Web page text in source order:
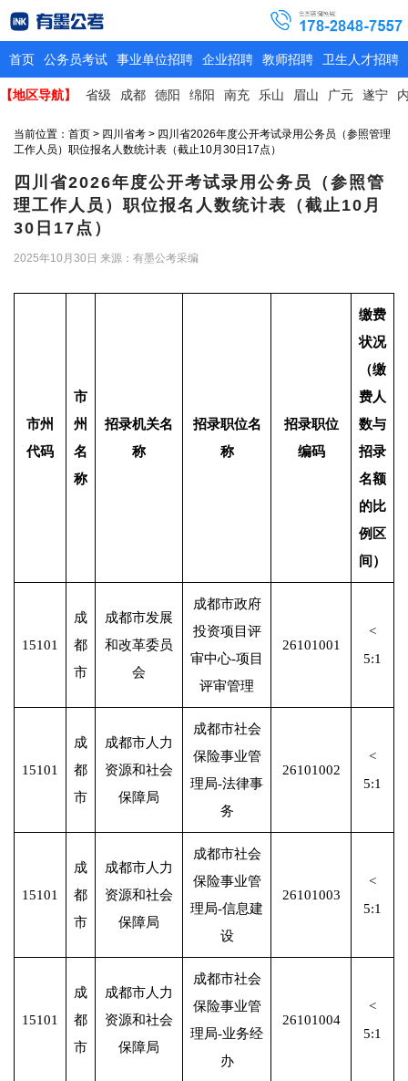
首页 公务员考试 事业单位招聘 企业招聘 教师招聘 卫生人才招聘
【地区导航】 省级 成都 德阳 绵阳 南充 乐山 眉山 广元 遂宁
当前位置： 首页 > 四川省考 > 四川省2026年度公开考试录用公务员（参照管理
工作人员）职位报名人数统计表（截止10月30日17点）
四川省2026年度公开考试录用公务员（参照管
理工作人员）职位报名人数统计表（截止10月
30日17点）
2025年10月30日 来源：有墨公考采编
市州
代码
市
州
名
称
招录机关名
称
招录职位名
称
招录职位
编码
缴费
状况
（缴
费人
数与
招录
名额
的比
例区
间）
15101
成
都
市
成都市发展
和改革委员
会
成都市政府
投资项目评
审中心-项目
评审管理
26101001
<
5:1
15101
成
都
市
成都市人力
资源和社会
保障局
成都市社会
保险事业管
理局-法律事
务
26101002
<
5:1
15101
成
都
市
成都市人力
资源和社会
保障局
成都市社会
保险事业管
理局-信息建
设
26101003
<
5:1
15101
成
都
市
成都市人力
资源和社会
保障局
成都市社会
保险事业管
理局-业务经
办
26101004
<
5:1